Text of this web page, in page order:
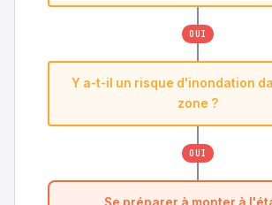
OUI
Y a-t-il un risque d'inondation
zone ?
OUI